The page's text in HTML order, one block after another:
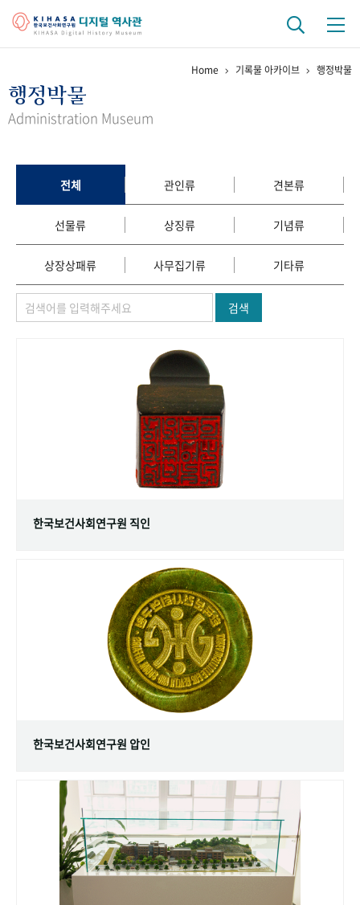
걸어온 길 기관 변천사
정책과 연구 키워드로 보는 연구 역사
연구자들
간행물 변천사
기록물 아카이브
사진 아카이브 문서 기록물 행정박물 영상 기록물
숫자로 보는 50년 50+1
Home 기록물 아카이브 행정박물
행정박물
Administration Museum
전체 관인류 견본류
선물류 상징류 기념류
상장상패류 사무집기류 기타류
검색
한국보건사회연구원 직인
한국보건사회연구원 압인